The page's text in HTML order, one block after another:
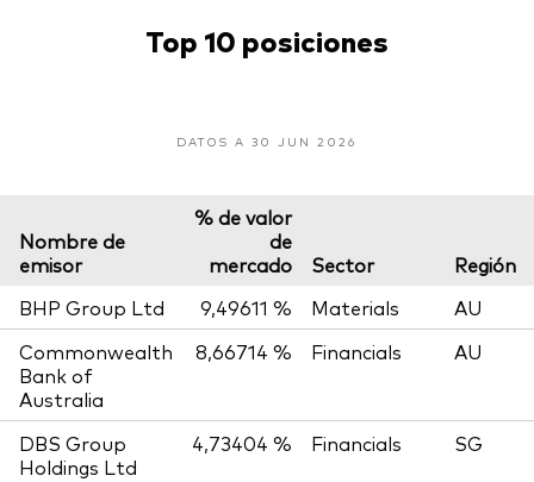
Top 10 posiciones
DATOS A 30 JUN 2026
Nombre de
emisor
% de valor
de
mercado
Sector
Región
BHP Group Ltd
9,49611 % Materials
AU
Commonwealth
Bank of
Australia
8,66714 % Financials AU
DBS Group
Holdings Ltd
4,73404 % Financials SG